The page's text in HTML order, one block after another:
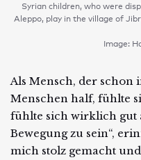
Syrian children, who were
Aleppo, play in the village of
Image:
Als Mensch, der schon
Menschen half, fühlte
fühlte sich wirklich gut
Bewegung zu sein“,
mich stolz gemacht